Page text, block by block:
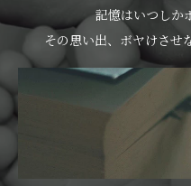
記憶はいつしか
その思い出、ボヤけさせ